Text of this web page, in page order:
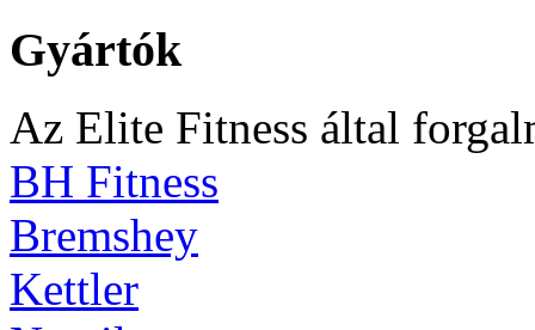
Gyártók
Az Elite Fitness által
BH Fitness
Bremshey
Kettler